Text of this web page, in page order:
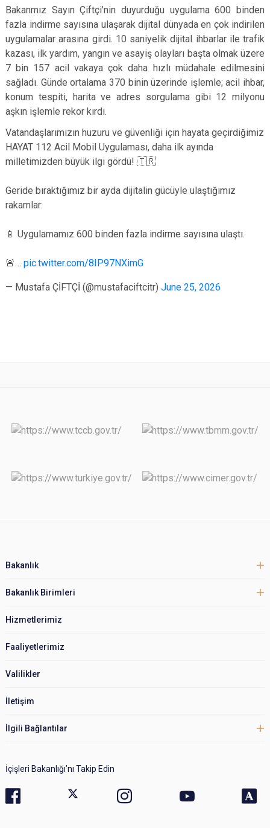
Bakanmız Sayın Çiftçi’nin duyurduğu uygulama 600 binden
fazla indirme sayısına ulaşarak dijital dünyada en çok indirilen
uygulamalar arasına girdi. 10 saniyelik dijital ihbarlar ile trafik
kazası, ilk yardım, yangın ve asayiş olayları başta olmak üzere
7 bin 157 acil vakaya çok daha hızlı müdahale edilmesini
sağladı. Günde ortalama 370 binin üzerinde işlemle; acil ihbar,
konum tespiti, harita ve adres sorgulama gibi 12 milyonu
aşkın işlemle rekor kırdı.
Vatandaşlarımızın huzuru ve güvenliği için hayata geçirdiğimiz
HAYAT 112 Acil Mobil Uygulaması, daha ilk ayında
milletimizden büyük ilgi gördü! 🇹🇷
Geride bıraktığımız bir ayda dijitalin gücüyle ulaştığımız
rakamlar:
📱 Uygulamamız 600 binden fazla indirme sayısına ulaştı.
🚨… pic.twitter.com/8IP97NXimG
— Mustafa ÇİFTÇİ (@mustafaciftcitr) June 25, 2026
Bakanlık
Bakanlık Birimleri
Hizmetlerimiz
Faaliyetlerimiz
Valilikler
İletişim
İlgili Bağlantılar
İçişleri Bakanlığı’nı Takip Edin